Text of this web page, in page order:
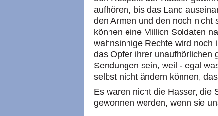
aufhören, bis das Land
den Armen und den noch nicht
können eine Million Soldaten
wahnsinnige Rechte wird noch
das Opfer ihrer unaufhörlichen
Sendungen sein, weil - egal
selbst nicht ändern können,
Es waren nicht die Hasser, die
gewonnen werden, wenn sie